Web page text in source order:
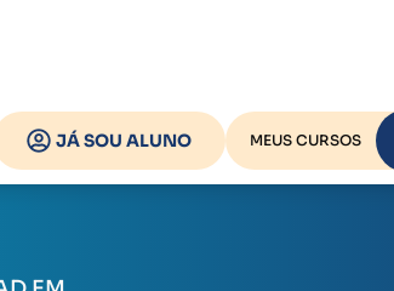
JÁ SOU ALUNO MEUS CURSOS